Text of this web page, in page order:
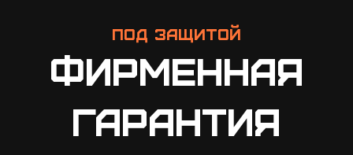
Под защитой
Фирменная
гарантия